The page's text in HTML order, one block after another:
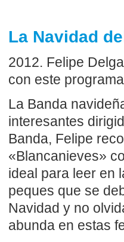
La Navidad
2012. Felipe
con este
La Banda
interesantes
Banda, Felipe
«Blancanieves»
ideal para leer en
peques que se
Navidad y no
abunda en estas